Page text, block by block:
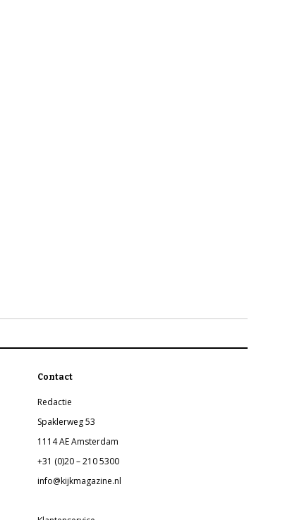
Contact
Redactie
Spaklerweg 53
1114 AE Amsterdam
+31 (0)20 – 210 5300
info@kijkmagazine.nl